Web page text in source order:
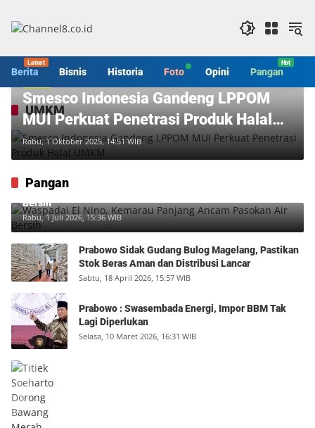
konten
Berita Bisnis Historia Foto Opini Pangan
UMKM
Smesco Indonesia Gandeng LPPOM
MUI Perkuat Penetrasi Produk Halal
UMKM
Rabu, 1 Oktober 2025, 14:51 WIB
Pangan
Waspadai El Nino, Kemarau Panjang Ancam Pasokan Air
Bersih
Rabu, 1 Juli 2026, 15:36 WIB
Prabowo Sidak Gudang Bulog Magelang, Pastikan
Stok Beras Aman dan Distribusi Lancar
Sabtu, 18 April 2026, 15:57 WIB
Prabowo : Swasembada Energi, Impor BBM Tak
Lagi Diperlukan
Selasa, 10 Maret 2026, 16:31 WIB